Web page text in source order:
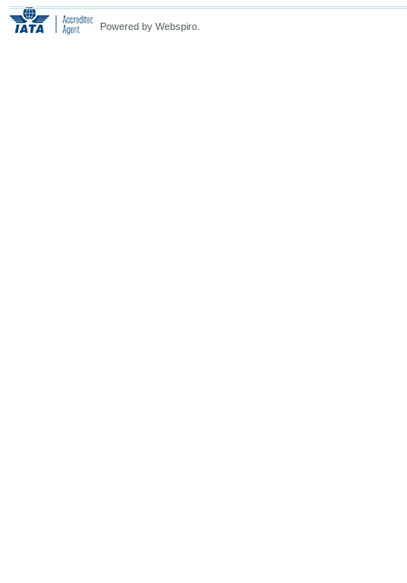
Powered by Webspiro.